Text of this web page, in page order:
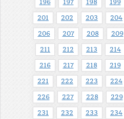
196 197 198 199
201 202 203 204
206 207 208 209
211 212 213 214
216 217 218 219
221 222 223 224
226 227 228 229
231 232 233 234